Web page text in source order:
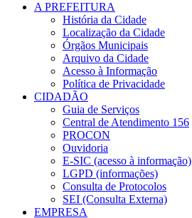
A PREFEITURA
História da Cidade
Localização da Cidade
Órgãos Municipais
Arquivo da Cidade
Acesso à Informação
Política de Privacidade
CIDADÃO
Guia de Serviços
Central de Atendimento 156
PROCON
Ouvidoria
E-SIC (acesso à informação)
LGPD (informações)
Consulta de Protocolos
SEI (Consulta Externa)
EMPRESA